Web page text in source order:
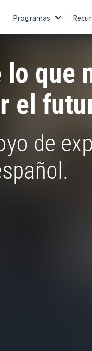
Programas
lo que
el
de